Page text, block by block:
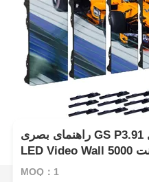
راهنمای بصری GS P3.91 مدل Full Color Outdoor
MOQ：1